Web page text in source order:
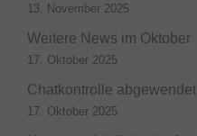
13. November 2025
Weitere News im Oktober
17. Oktober 2025
Chatkontrolle abgewendet
17. Oktober 2025